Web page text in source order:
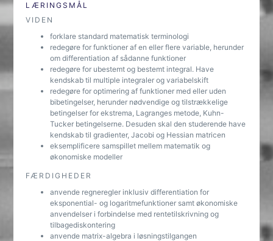
LÆRINGSMÅL
VIDEN
forklare standard matematisk terminologi
redegøre for funktioner af en eller flere variable, herunder
om differentiation af sådanne funktioner
redegøre for ubestemt og bestemt integral. Have
kendskab til multiple integraler og variabelskift
redegøre for optimering af funktioner med eller uden
bibetingelser, herunder nødvendige og tilstrækkelige
betingelser for ekstrema, Lagranges metode, Kuhn-
Tucker betingelserne. Desuden skal den studerende have
kendskab til gradienter, Jacobi og Hessian matricen
eksemplificere samspillet mellem matematik og
økonomiske modeller
FÆRDIGHEDER
anvende regneregler inklusiv differentiation for
eksponential- og logaritmefunktioner samt økonomiske
anvendelser i forbindelse med rentetilskrivning og
tilbagediskontering
anvende matrix-algebra i løsningstilgangen